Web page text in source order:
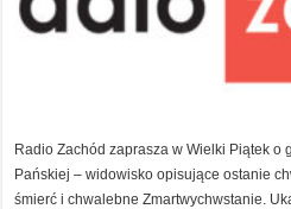
Radio Zachód zaprasza w Wielki Piątek o
Pańskiej – widowisko opisujące ostanie
śmierć i chwalebne Zmartwychwstanie.